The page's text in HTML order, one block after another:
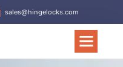
sales@hingelocks.com